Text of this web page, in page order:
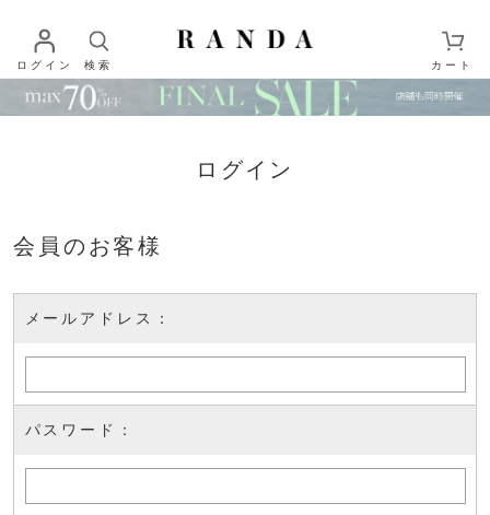
ログイン 検索 カート
ログイン
会員のお客様
メールアドレス：
パスワード：